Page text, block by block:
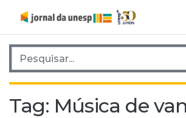
Pesquisar por:
Tag: Música de